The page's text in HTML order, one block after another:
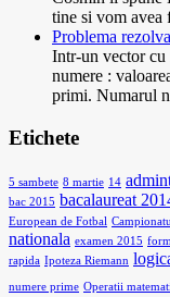
tine si vom avea
Problema
Intr-un vector cu
numere :
primi. Numarul
Etichete
5 sambete 8 martie 14
bac 2015 bacalaureat
European de Fotbal
nationala examen 2015
rapida Ipoteza Riemann
numere prime Operatii